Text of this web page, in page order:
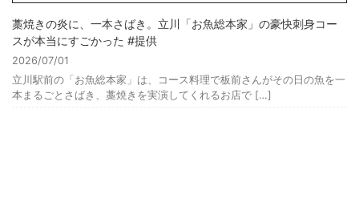
藁焼きの炎に、一本さばき。立川「お魚総本家」の豪快刺身コー
スが本当にすごかった #提供
2026/07/01
立川駅前の「お魚総本家」は、コース料理で板前さんがその日の魚を一
本まるごとさばき、藁焼きを実演してくれるお店で […]